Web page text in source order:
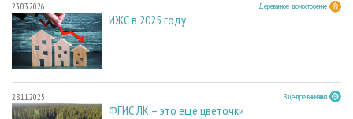
23.03.2026 Деревянное домостроение
ИЖС в 2025 году
28.11.2025 В центре внимания
ФГИС ЛК – это еще цветочки